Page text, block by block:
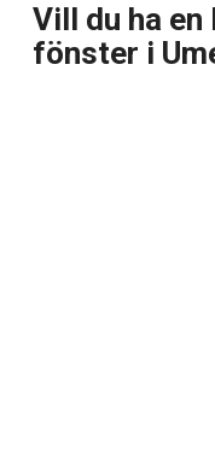
Vill du ha
fönster i